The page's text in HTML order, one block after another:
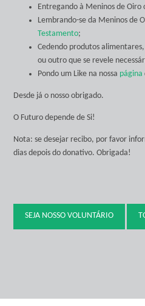
Entregando à Meninos de Oiro
Lembrando-se da Meninos de
Testamento;
Cedendo produtos
ou outro que se revele
Pondo um Like na nossa página
Desde já o nosso obrigado.
O Futuro depende de Si!
Nota: se desejar recibo, por favor
dias depois do donativo. Obrigada!
SEJA NOSSO VOLUNTÁRIO